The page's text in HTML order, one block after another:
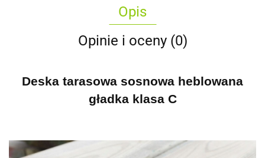
Opis
Opinie i oceny (0)
Deska tarasowa sosnowa heblowana
gładka klasa C